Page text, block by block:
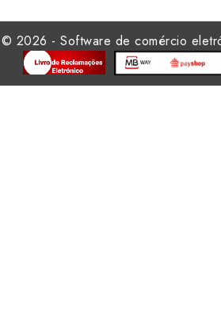
© 2026 - Software de comércio